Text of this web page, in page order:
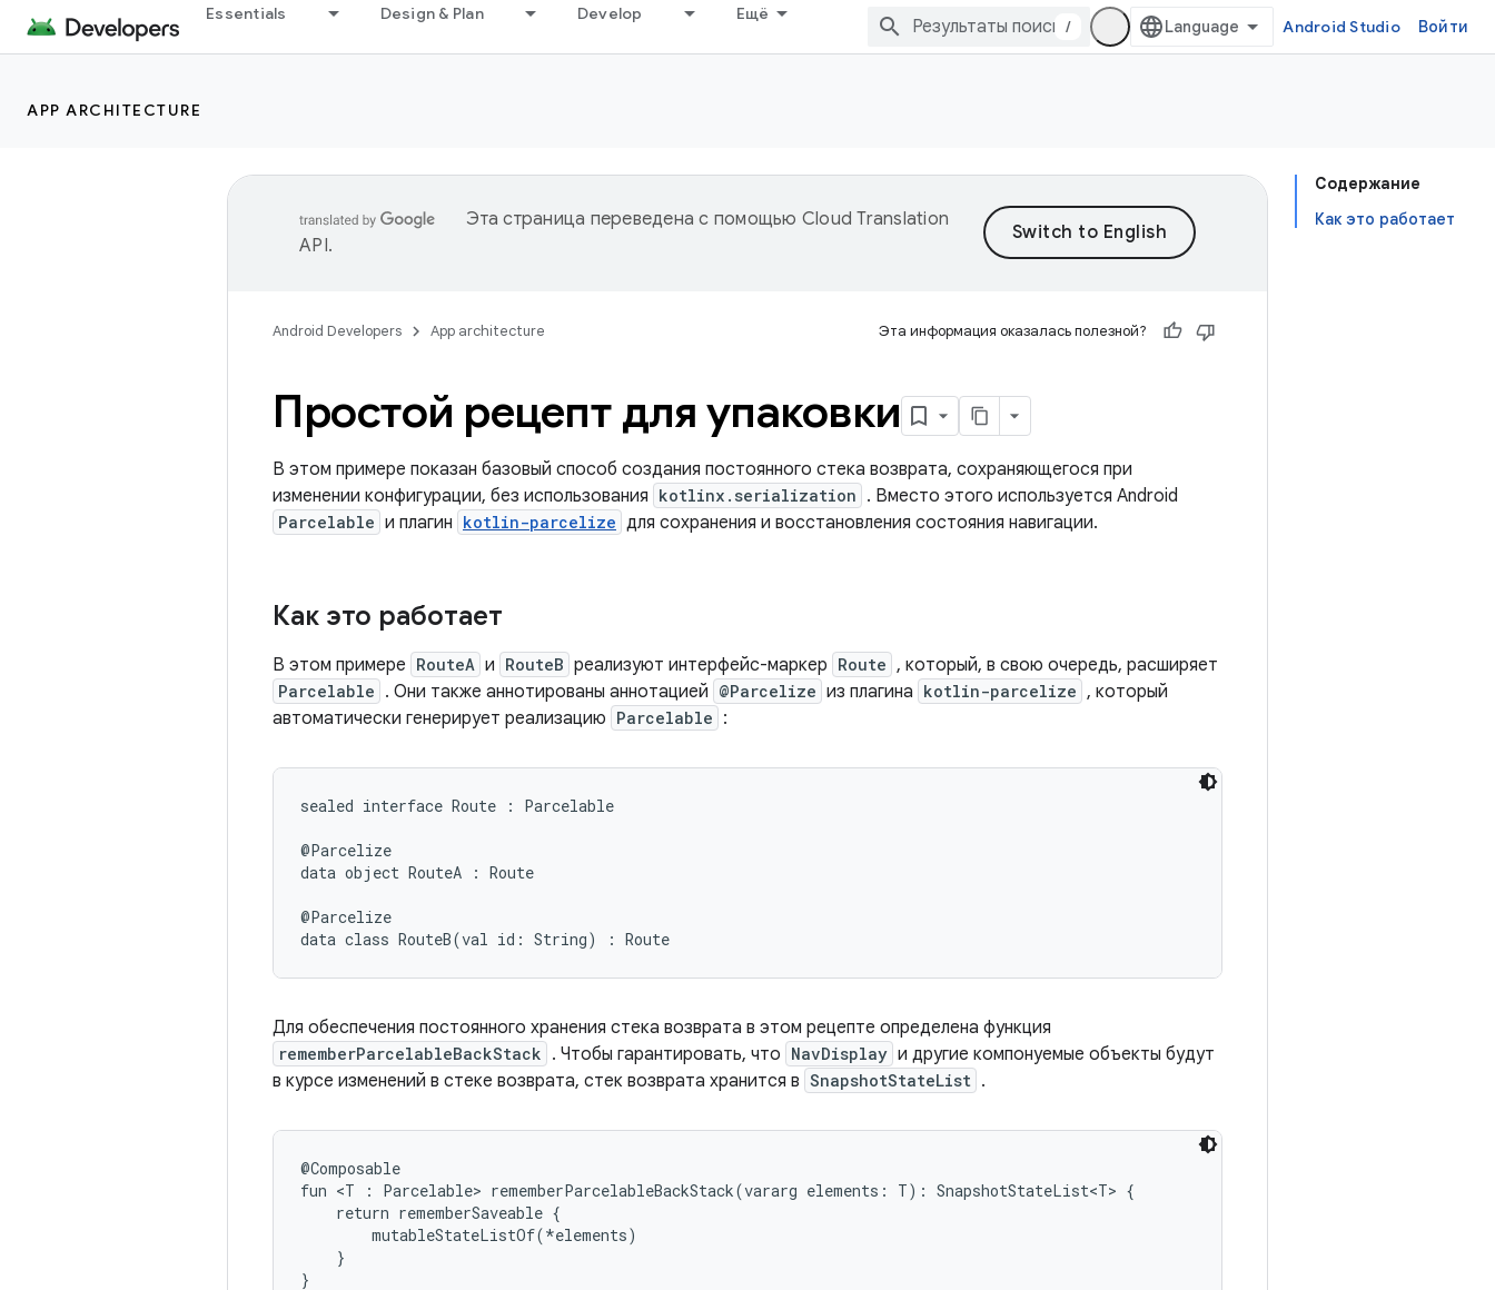
Essentials Design & Plan Develop Ещё
/ Android Studio Войти
APP ARCHITECTURE
Содержание
Как это работает
Эта страница переведена с помощью Cloud Translation
API.
Android Developers App architecture Эта информация оказалась полезной?
Простой рецепт для упаковки
В этом примере показан базовый способ создания постоянного стека возврата, сохраняющегося при
изменении конфигурации, без использования kotlinx.serialization . Вместо этого используется Android
Parcelable и плагин kotlin-parcelize для сохранения и восстановления состояния навигации.
Как это работает
В этом примере RouteA и RouteB реализуют интерфейс-маркер Route , который, в свою очередь, расширяет
Parcelable . Они также аннотированы аннотацией @Parcelize из плагина kotlin-parcelize , который
автоматически генерирует реализацию Parcelable :
sealed interface Route : Parcelable
@Parcelize
data object RouteA : Route
@Parcelize
Для обеспечения постоянного хранения стека возврата в этом рецепте определена функция
rememberParcelableBackStack . Чтобы гарантировать, что NavDisplay и другие компонуемые объекты будут
в курсе изменений в стеке возврата, стек возврата хранится в SnapshotStateList .
@Composable
fun <T : Parcelable> rememberParcelableBackStack(vararg elements: T): SnapshotStateList<T> {
    return rememberSaveable {
        mutableStateListOf(*elements)
    }